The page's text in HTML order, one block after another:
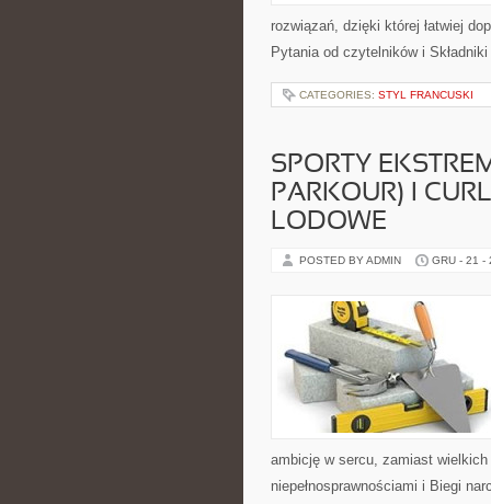
rozwiązań, dzięki której łatwiej
Pytania od czytelników i
CATEGORIES: STYL FRANCUSKI
SPORTY
PARKOUR) I
LODOWE
POSTED BY ADMIN GRU - 21 -
ambicję w sercu, zamiast
niepełnosprawnościami i Biegi